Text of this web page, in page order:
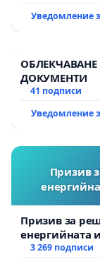
Уведомление
ДОКУМЕНТИ
41 подписи
Уведомление
Призив
Призив за
енергийната
3 269 подписи